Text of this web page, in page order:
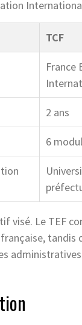
TCF
France
2 ans
6
visé. Le TEF
tandis